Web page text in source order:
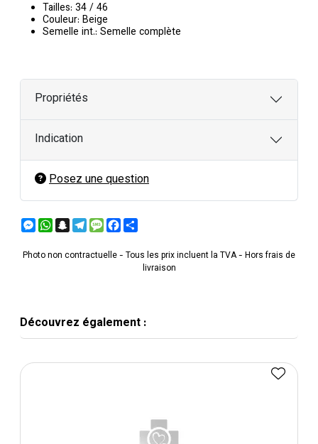
Tailles: 34 / 46
Couleur: Beige
Semelle int.: Semelle complète
Propriétés
Indication
Posez une question
Messenger
WhatsApp
Snapchat
Telegram
MessageFacebook
Photo non contractuelle - Tous les prix incluent la TVA - Hors frais de
livraison
Découvrez également :